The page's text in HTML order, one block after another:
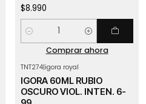
$8.990
Cantidad
Comprar ahora
TNT274|igora royal
IGORA 60ML RUBIO
OSCURO VIOL. INTEN. 6-